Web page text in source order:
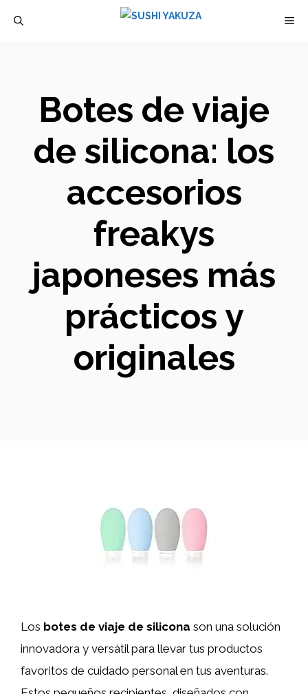
Botes de viaje
de silicona: los
accesorios
freakys
japoneses más
prácticos y
originales
Los botes de viaje de silicona son una solución
innovadora y versátil para llevar tus productos
favoritos de cuidado personal en tus aventuras.